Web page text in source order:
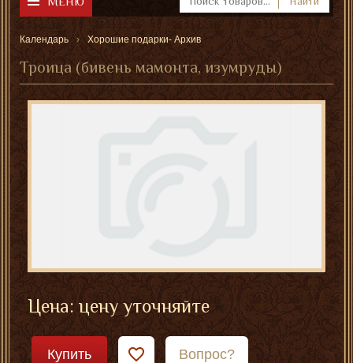
Календарь Хорошие подарки- Архив
Троица (бивень мамонта, изумруды)
Цена: цену уточняйте
Купить Вопрос?